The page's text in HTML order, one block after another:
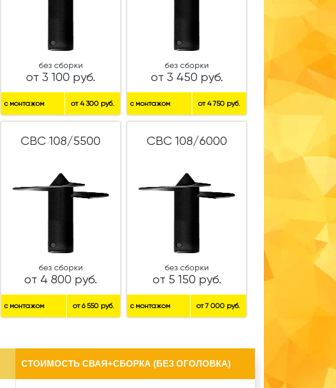
без сборки
от 3 100 руб.
с монтажом от 4 300 руб.
без сборки
от 3 450 руб.
с монтажом от 4 750 руб.
СВС 108/5500
без сборки
от 4 800 руб.
с монтажом от 6 550 руб.
СВС 108/6000
без сборки
от 5 150 руб.
с монтажом от 7 000 руб.
СТОИМОСТЬ СВАЯ+СБОРКА (БЕЗ ОГОЛОВКА)